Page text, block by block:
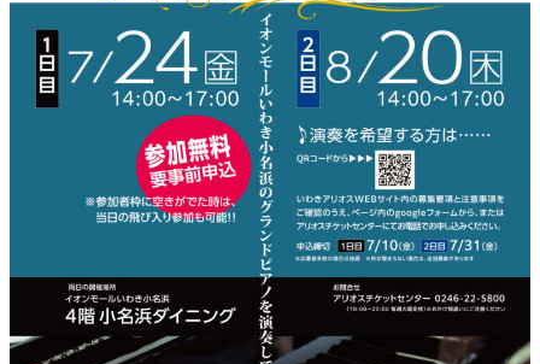
いわきアリオスとは
WEBマガジン
施設を使いたい
公演をみたい